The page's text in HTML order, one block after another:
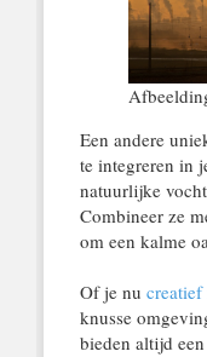
Een andere
te integreren in
natuurlijke
Combineer ze
om een kalme
Of je nu
knusse
bieden altijd